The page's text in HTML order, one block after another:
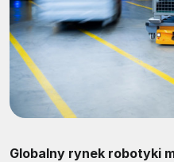
Globalny rynek robotyki